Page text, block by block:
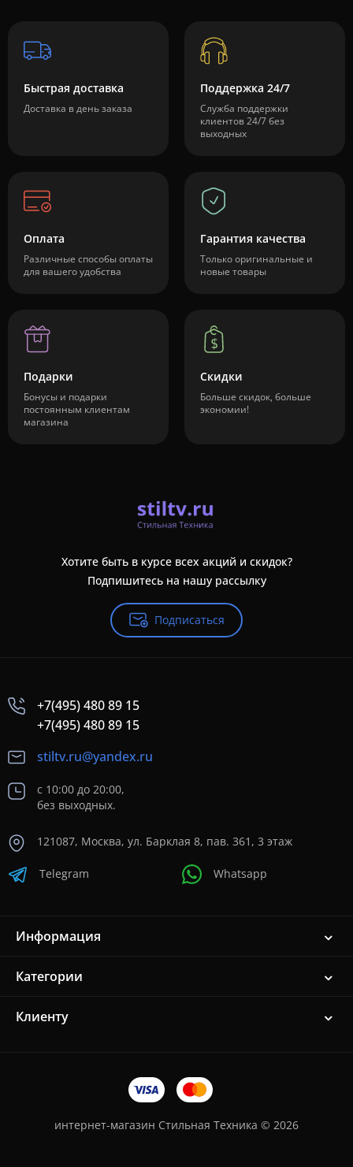
Быстрая доставка
Доставка в день заказа
Поддержка 24/7
Служба поддержки
клиентов 24/7 без
выходных
Оплата
Различные способы оплаты
для вашего удобства
Гарантия качества
Только оригинальные и
новые товары
Подарки
Бонусы и подарки
постоянным клиентам
магазина
Скидки
Больше скидок, больше
экономии!
Хотите быть в курсе всех акций и скидок?
Подпишитесь на нашу рассылку
Подписаться
+7(495) 480 89 15
+7(495) 480 89 15
stiltv.ru@yandex.ru
с 10:00 до 20:00,
без выходных.
121087, Москва, ул. Барклая 8, пав. 361, 3 этаж
Telegram Whatsapp
Информация
Категории
Клиенту
интернет-магазин Стильная Техника © 2026